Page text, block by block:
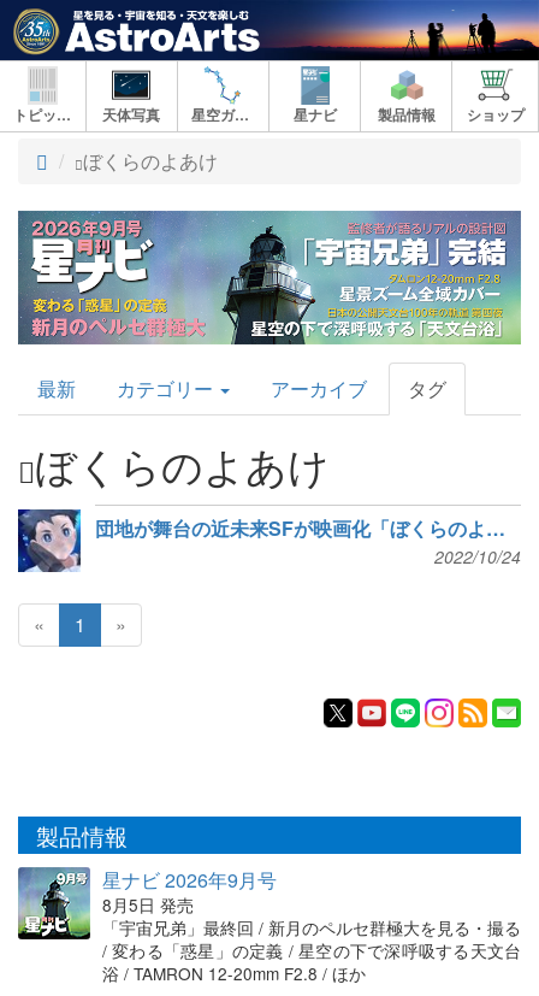
トピックス 天体写真 星空ガイド 星ナビ 製品情報 ショップ
ト
プ
ぼくらのよあけ
AstroArts
Topics
最新 カテゴリー アーカイブ タグ
ぼくらのよあけ
団地が舞台の近未来SFが映画化「ぼくらのよあけ」
2022/10/24
« 1 »
製品情報
星ナビ 2026年9月号
8月5日 発売
「宇宙兄弟」最終回 / 新月のペルセ群極大を見る・撮る
/ 変わる「惑星」の定義 / 星空の下で深呼吸する天文台
浴 / TAMRON 12-20mm F2.8 / ほか